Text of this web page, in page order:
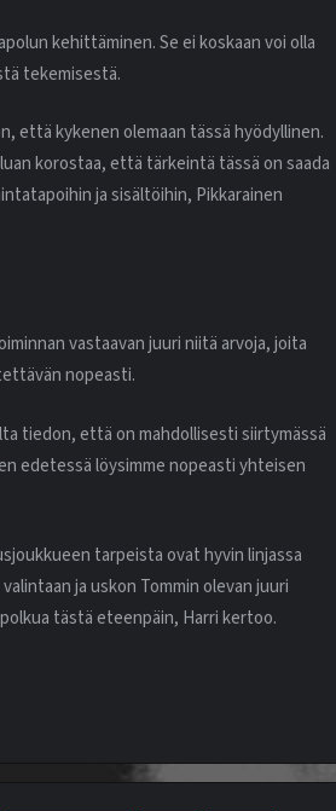
kehittäminen. Se ei koskaan voi olla
tekemisestä.
että kykenen olemaan tässä hyödyllinen.
korostaa, että tärkeintä tässä on saada
ja sisältöihin, Pikkarainen
vastaavan juuri niitä arvoja, joita
nopeasti.
tiedon, että on mahdollisesti siirtymässä
edetessä löysimme nopeasti yhteisen
tarpeista ovat hyvin linjassa
ja uskon Tommin olevan juuri
tästä eteenpäin, Harri kertoo.